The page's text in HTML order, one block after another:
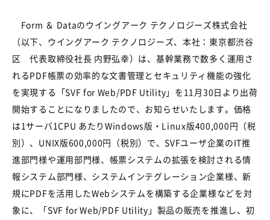
Form ＆ Dataのウイングアーク テクノロジーズ株式会社
（以下、ウイングアーク テクノロジーズ、本社：東京都渋谷
区 代表取締役社長 内野弘幸）は、基幹業務で数多く運用さ
れるPDF帳票の効率的な文書管理とセキュリティ機能の強化
を実現する「SVF for Web/PDF Utility」を11月30日より出荷
開始することになりましたので、お知らせいたします。価格
は1サーバ1CPU あたりWindows版・Linux版400,000円（税
別）、UNIX版600,000円（税別）で、SVFユーザ企業のIT推
進部門様や運用部門様、帳票システムの拡張を検討される情
報システム部門様、システムインテグレーション企業様、新
規にPDFを活用したWebシステムを構築する企業様などを対
象に、「SVF for Web/PDF Utility」製品の販売を推進し、初